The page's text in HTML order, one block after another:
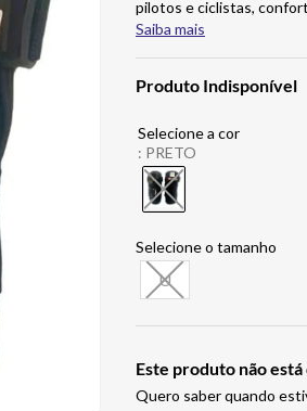
pilotos e ciclistas,
Saiba mais
Produto Indisponível
: PRETO
U
Este produto não
Quero saber quando